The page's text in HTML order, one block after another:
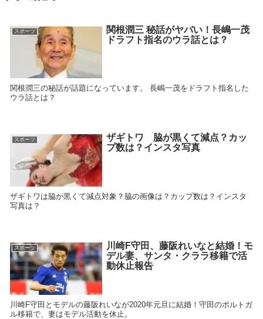
スポーツ
関根潤三 秘話がヤバい！長嶋一茂
ドラフト指名のウラ話とは？
関根潤三の秘話が話題になっています。 長嶋一茂をドラフト指名した
ウラ話とは？
スポーツ
ザギトワ 脇が黒くて減点？カッ
プ数は？インスタ写真
ザギトワは脇が黒くて減点対象？脇の画像は？カップ数は？インスタ
写真は？
スポーツ
川崎F守田、藤阪れいなと結婚！モ
デル妻、サンタ・クララ移籍で活
動休止報告
川崎F守田とモデルの藤阪れいなが2020年元旦に結婚！守田のポルトガ
ル移籍で、妻はモデル活動を休止。